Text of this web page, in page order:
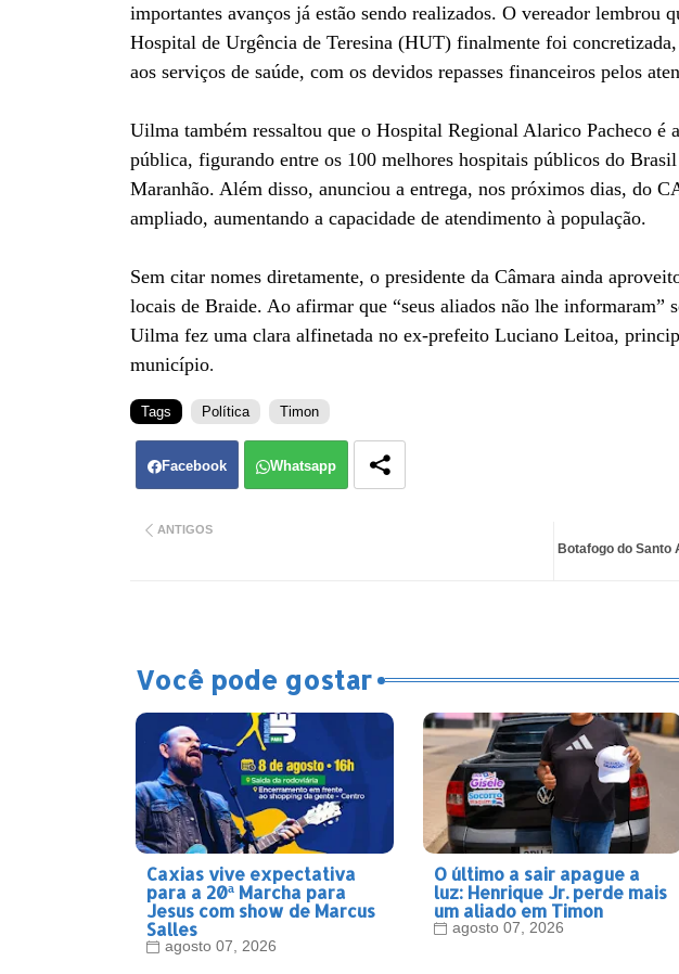
importantes avanços já estão sendo realizados. O vereador lembrou
Hospital de Urgência de Teresina (HUT) finalmente foi
aos serviços de saúde, com os devidos repasses financeiros pelos
Uilma também ressaltou que o Hospital Regional Alarico Pacheco é
pública, figurando entre os 100 melhores hospitais públicos do
Maranhão. Além disso, anunciou a entrega, nos próximos dias, do
ampliado, aumentando a capacidade de atendimento à população.
Sem citar nomes diretamente, o presidente da Câmara ainda
locais de Braide. Ao afirmar que “seus aliados não lhe informaram”
Uilma fez uma clara alfinetada no ex-prefeito Luciano Leitoa,
município.
Tags Política Timon
Facebook Whatsapp
Botafogo do Santo
ANTIGOS
Você pode gostar
Caxias vive expectativa
para a 20ª Marcha para
Jesus com show de Marcus
Salles
agosto 07, 2026
O último a sair apague a
luz: Henrique Jr. perde mais
um aliado em Timon
agosto 07, 2026